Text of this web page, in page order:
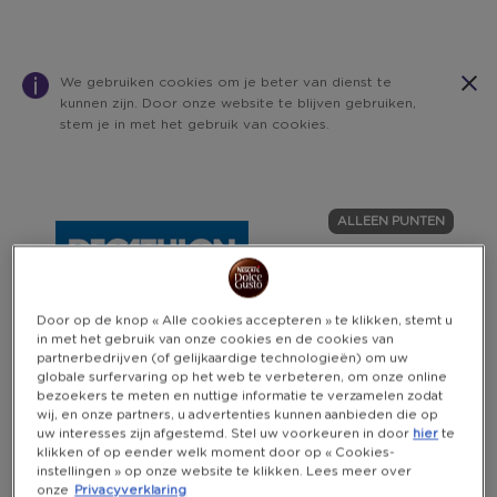
We gebruiken cookies om je beter van dienst te
kunnen zijn. Door onze website te blijven gebruiken,
stem je in met het gebruik van cookies.
changed
successfully!
ALLEEN PUNTEN
Door op de knop « Alle cookies accepteren » te klikken, stemt u
in met het gebruik van onze cookies en de cookies van
partnerbedrijven (of gelijkaardige technologieën) om uw
globale surfervaring op het web te verbeteren, om onze online
bezoekers te meten en nuttige informatie te verzamelen zodat
wij, en onze partners, u advertenties kunnen aanbieden die op
uw interesses zijn afgestemd. Stel uw voorkeuren in door hier te
klikken of op eender welk moment door op « Cookies-
instellingen » op onze website te klikken. Lees meer over
onze
Privacyverklaring